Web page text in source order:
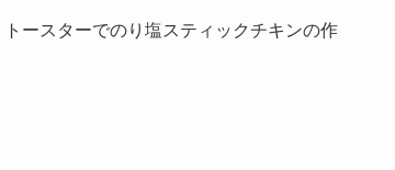
ースターでのり塩スティックチキンの作